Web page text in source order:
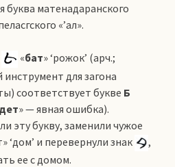
буква матенадаранского
«ʼал».
«бат» ‘рожок’ (арч.;
для загона
соответствует букве Б
» — явная ошибка).
эту букву, заменили чужое
‘дом’ и перевернули знак
,
ее с домом.